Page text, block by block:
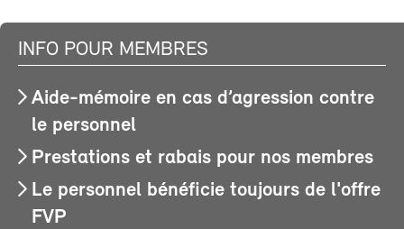
INFO POUR MEMBRES
Aide-mémoire en cas d’agression contre
le personnel
Prestations et rabais pour nos membres
Le personnel bénéficie toujours de l'offre
FVP